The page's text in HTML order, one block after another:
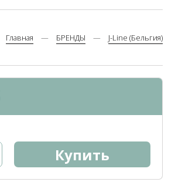
Главная БРЕНДЫ J-Line (Бельгия)
Купить